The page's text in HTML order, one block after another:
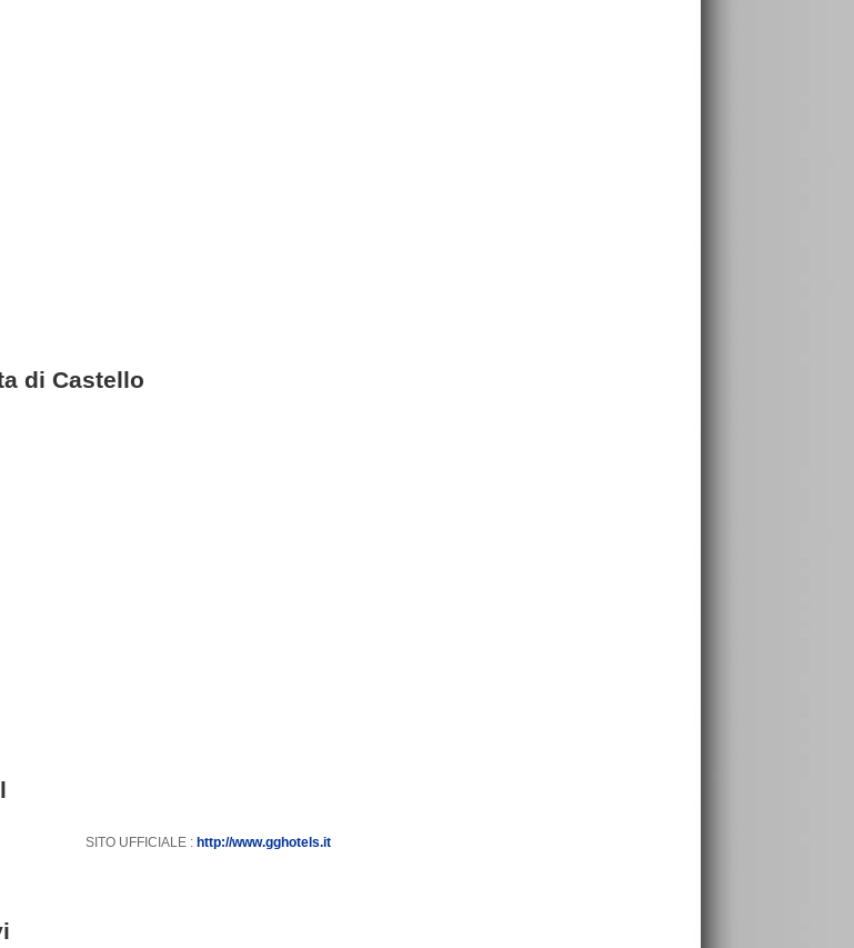
di Castello
SITO UFFICIALE : http://www.gghotels.it